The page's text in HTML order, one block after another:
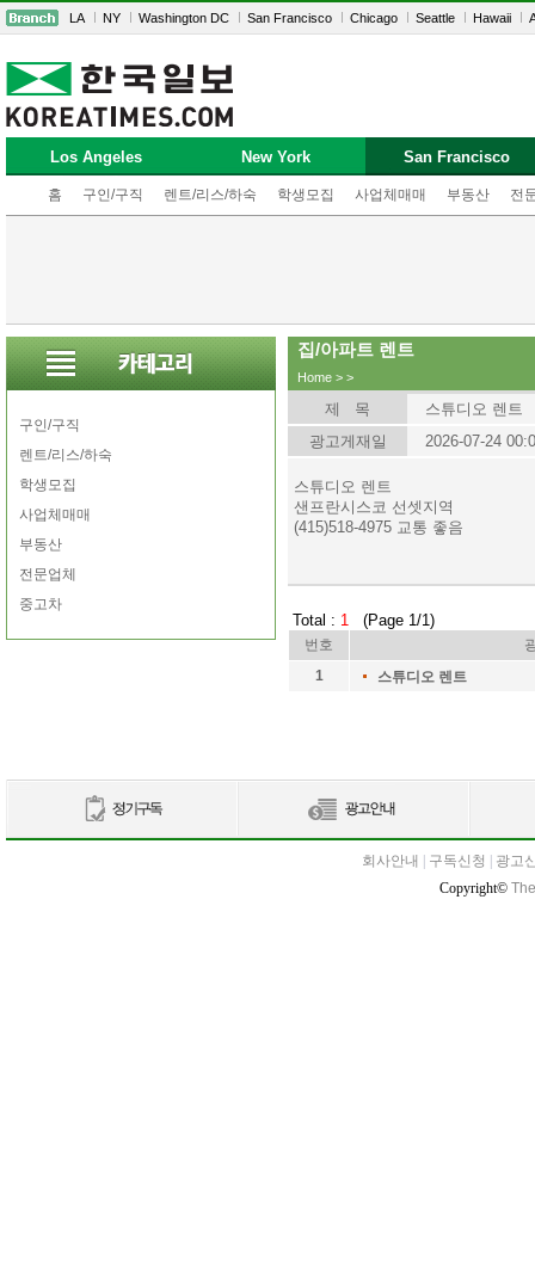
LA NY Washington DC San Francisco Chicago Seattle Hawaii
Los Angeles New York San Francisco
홈 구인/구직 렌트/리스/하숙 학생모집 사업체매매 부동산 전
구인/구직
렌트/리스/하숙
학생모집
사업체매매
부동산
전문업체
중고차
집/아파트 렌트
Home > >
제 목
스튜디오 렌트
광고게재일
2026-07-24
스튜디오 렌트
샌프란시스코 선셋지역
(415)518-4975 교통 좋음
Total : 1 (Page 1/1)
번호
1
스튜디오 렌트
회사안내 구독신청
광고
Copyright©